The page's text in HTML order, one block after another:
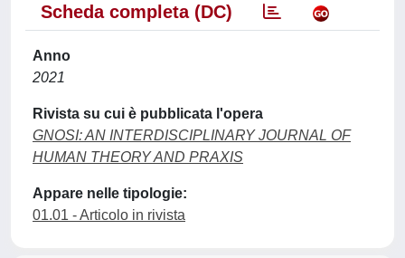
Scheda completa (DC)
Anno
2021
Rivista su cui è pubblicata l'opera
GNOSI: AN INTERDISCIPLINARY JOURNAL OF
HUMAN THEORY AND PRAXIS
Appare nelle tipologie:
01.01 - Articolo in rivista